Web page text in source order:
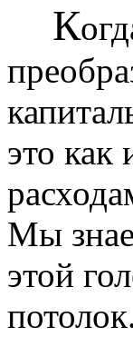
К
это как
Мы
этой